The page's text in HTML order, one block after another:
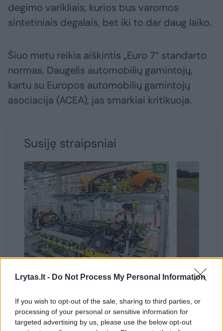
Lrytas.lt - Do Not Process My Personal Information
If you wish to opt-out of the sale, sharing to third parties, or
processing of your personal or sensitive information for
targeted advertising by us, please use the below opt-out
degimo varikliais, kurios bus varomos
sintetiniais degalais, bet iki to dar daug laiko.
Šiuo metu reikia aiškintis „Euro 7“ standarto
normas. Daugelis automobilių gamintojų,
kartu su Europos automobilių gamintojų
asociacija (ACEA), jas smarkiai kritikuoja.
Susiję straipsniai
įgauna pagreitį – perkopė